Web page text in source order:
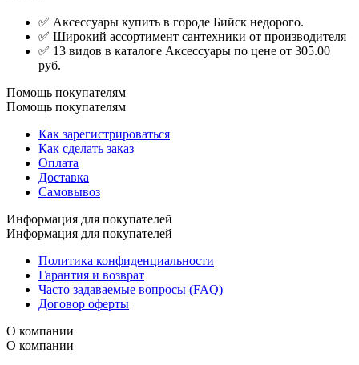
✅ Аксессуары купить в городе Бийск недорого.
✅ Широкий ассортимент сантехники от производителя
✅ 13 видов в каталоге Аксессуары по цене от 305.00
руб.
Помощь покупателям
Помощь покупателям
Как зарегистрироваться
Как сделать заказ
Оплата
Доставка
Самовывоз
Информация для покупателей
Информация для покупателей
Политика конфиденциальности
Гарантия и возврат
Часто задаваемые вопросы (FAQ)
Договор оферты
О компании
О компании